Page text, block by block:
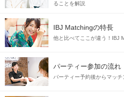
ることを解説
IBJ Matchingの特長
他と比べてここが違う！IBJ
パーティー参加の流れ
パーティー予約後からマッ